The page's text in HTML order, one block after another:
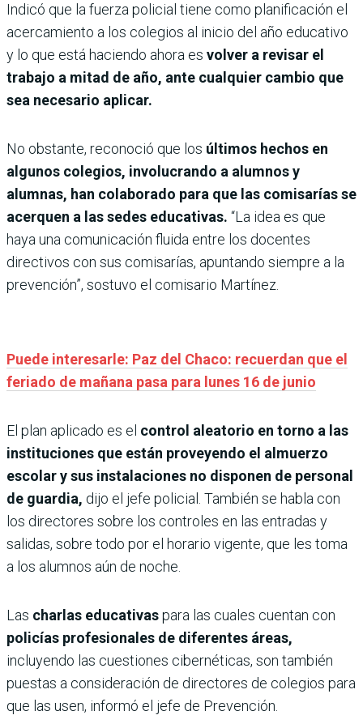
Indicó que la fuerza policial tiene como planificación el
acercamiento a los colegios al inicio del año educativo
y lo que está haciendo ahora es volver a revisar el
trabajo a mitad de año, ante cualquier cambio que
sea necesario aplicar.
No obstante, reconoció que los últimos hechos en
algunos colegios, involucrando a alumnos y
alumnas, han colaborado para que las comisarías se
acerquen a las sedes educativas. “La idea es que
haya una comunicación fluida entre los docentes
directivos con sus comisarías, apuntando siempre a la
prevención”, sostuvo el comisario Martínez.
Puede interesarle: Paz del Chaco: recuerdan que el
feriado de mañana pasa para lunes 16 de junio
El plan aplicado es el control aleatorio en torno a las
instituciones que están proveyendo el almuerzo
escolar y sus instalaciones no disponen de personal
de guardia, dijo el jefe policial. También se habla con
los directores sobre los controles en las entradas y
salidas, sobre todo por el horario vigente, que les toma
a los alumnos aún de noche.
Las charlas educativaspara las cuales cuentan con
policías profesionales de diferentes áreas,
incluyendo las cuestiones cibernéticas, son también
puestas a consideración de directores de colegios para
que las usen, informó el jefe de Prevención.